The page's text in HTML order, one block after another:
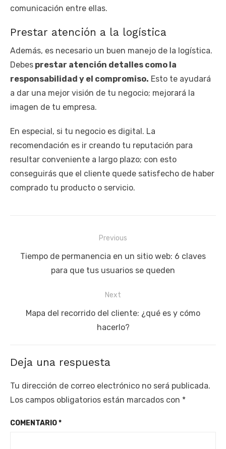
comunicación entre ellas.
Prestar atención a la logística
Además, es necesario un buen manejo de la logística.
Debes prestar atención detalles como la
responsabilidad y el compromiso. Esto te ayudará
a dar una mejor visión de tu negocio; mejorará la
imagen de tu empresa.
En especial, si tu negocio es digital. La
recomendación es ir creando tu reputación para
resultar conveniente a largo plazo; con esto
conseguirás que el cliente quede satisfecho de haber
comprado tu producto o servicio.
de
entradas
Previous
Previous
Tiempo de permanencia en un sitio web: 6 claves
para que tus usuarios se queden
Next
NextMapa del recorrido del cliente: ¿qué es y cómo
hacerlo?
Deja una respuesta
Tu dirección de correo electrónico no será publicada.
Los campos obligatorios están marcados con *
COMENTARIO*